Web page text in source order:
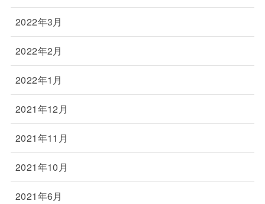
2022年3月
2022年2月
2022年1月
2021年12月
2021年11月
2021年10月
2021年6月